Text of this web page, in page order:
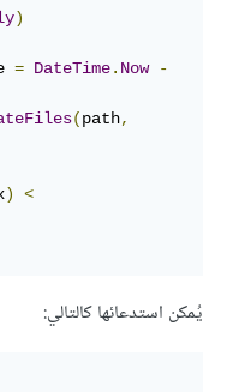
)
= DateTime. Now
-
(path,
)
<
يُمكن استدعائها كالتالي: